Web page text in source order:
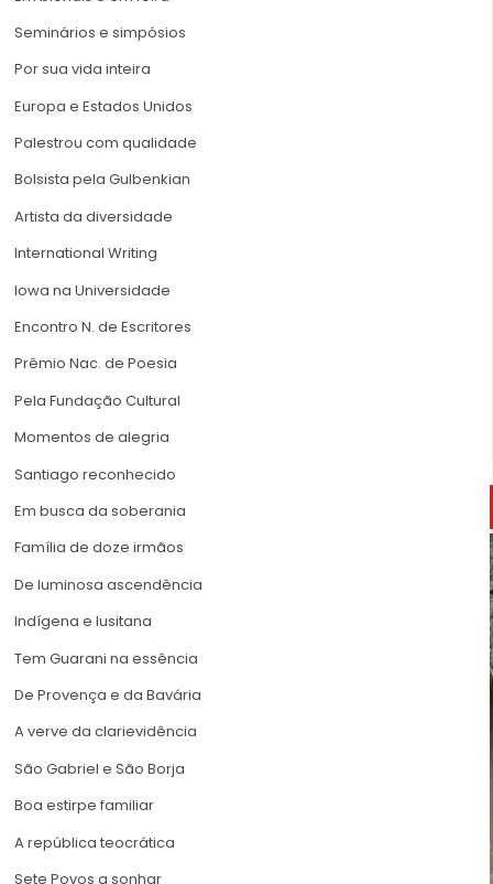
Seminários e simpósios
Por sua vida inteira
Europa e Estados Unidos
Palestrou com qualidade
Bolsista pela Gulbenkian
Artista da diversidade
International Writing
Iowa na Universidade
Encontro N. de Escritores
Prêmio Nac. de Poesia
Pela Fundação Cultural
Momentos de alegria
Santiago reconhecido
Em busca da soberania
Família de doze irmãos
De luminosa ascendência
Indígena e lusitana
Tem Guarani na essência
De Provença e da Bavária
A verve da clarievidência
São Gabriel e São Borja
Boa estirpe familiar
A república teocrática
Sete Povos a sonhar